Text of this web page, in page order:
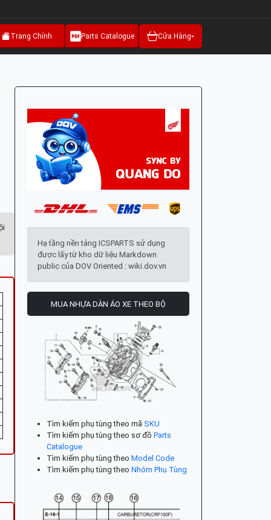
Trang Chính Parts Catalogue Cửa Hàng
Hạ tầng nền tảng ICSPARTS sử dụng
được lấy từ kho dữ liệu Markdown
public của DOV Oriented : wiki.dov.vn
MUA NHỰA DÀN ÁO XE THEO BỘ
Tìm kiếm phụ tùng theo mã SKU
Tìm kiếm phụ tùng theo sơ đồ Parts
Catalogue
Tìm kiếm phụ tùng theo Model Code
Tìm kiếm phụ tùng theo Nhóm Phụ Tùng